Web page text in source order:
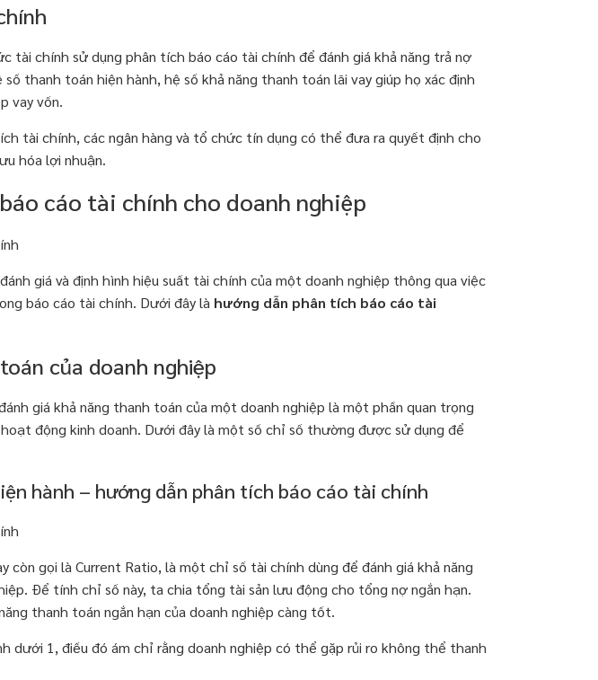
tài chính sử dụng phân tích báo cáo tài chính để đánh giá khả năng trả nợ
thanh toán hiện hành, hệ số khả năng thanh toán lãi vay giúp họ xác định
vay vốn.
tài chính, các ngân hàng và tổ chức tín dụng có thể đưa ra quyết định cho
hóa lợi nhuận.
cáo tài chính cho doanh nghiệp
giá và định hình hiệu suất tài chính của một doanh nghiệp thông qua việc
báo cáo tài chính. Dưới đây là hướng dẫn phân tích báo cáo tài
của doanh nghiệp
giá khả năng thanh toán của một doanh nghiệp là một phần quan trọng
động kinh doanh. Dưới đây là một số chỉ số thường được sử dụng để
hành – hướng dẫn phân tích báo cáo tài chính
còn gọi là Current Ratio, là một chỉ số tài chính dùng để đánh giá khả năng
Để tính chỉ số này, ta chia tổng tài sản lưu động cho tổng nợ ngắn hạn.
thanh toán ngắn hạn của doanh nghiệp càng tốt.
dưới 1, điều đó ám chỉ rằng doanh nghiệp có thể gặp rủi ro không thể thanh